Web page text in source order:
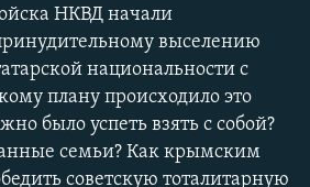
НКВД начали
выселению
национальности с
плану происходило это
было успеть взять с собой?
семьи? Как крымским
советскую тоталитарную